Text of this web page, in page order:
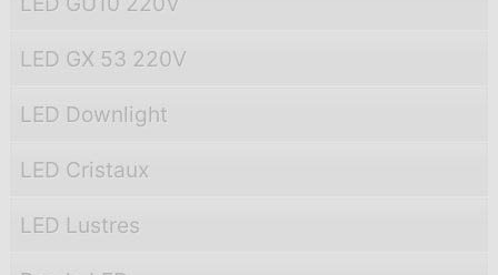
LED GX 53 220V
LED Downlight
LED Cristaux
LED Lustres